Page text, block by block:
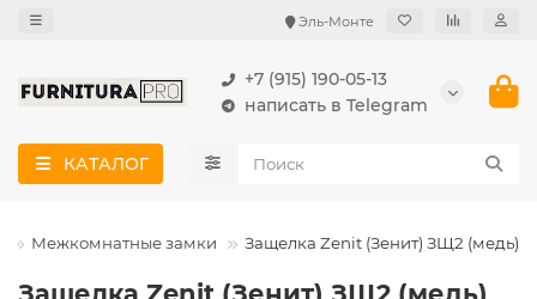
Эль-Монте
+7 (915) 190-05-13
написать в Telegram
КАТАЛОГ
Межкомнатные замки Защелка Zenit (Зенит) ЗЩ2 (медь)